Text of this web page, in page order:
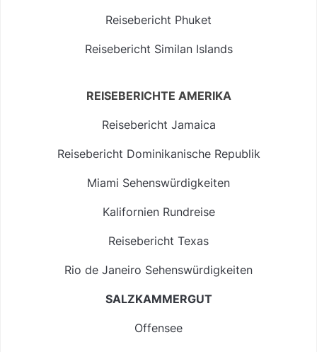
Reisebericht Phuket
Reisebericht Similan Islands
REISEBERICHTE AMERIKA
Reisebericht Jamaica
Reisebericht Dominikanische Republik
Miami Sehenswürdigkeiten
Kalifornien Rundreise
Reisebericht Texas
Rio de Janeiro Sehenswürdigkeiten
SALZKAMMERGUT
Offensee